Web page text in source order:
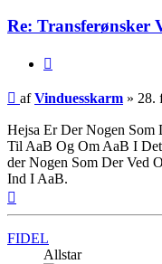
Re: Transferønsker
Indlæg
afVinduesskarm » 28.
Hejsa Er Der Nogen Som
Til AaB Og Om AaB I
der Nogen Som Der Ved
Ind I AaB.
FIDEL
Allstar